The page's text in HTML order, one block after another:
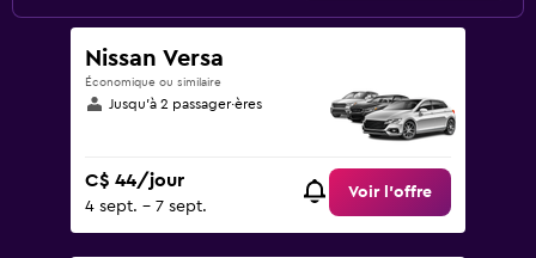
Nissan Versa
Économique ou similaire
Jusqu’à 2 passager·ères
C$ 44/jour
4 sept. - 7 sept.
Voir l’offre